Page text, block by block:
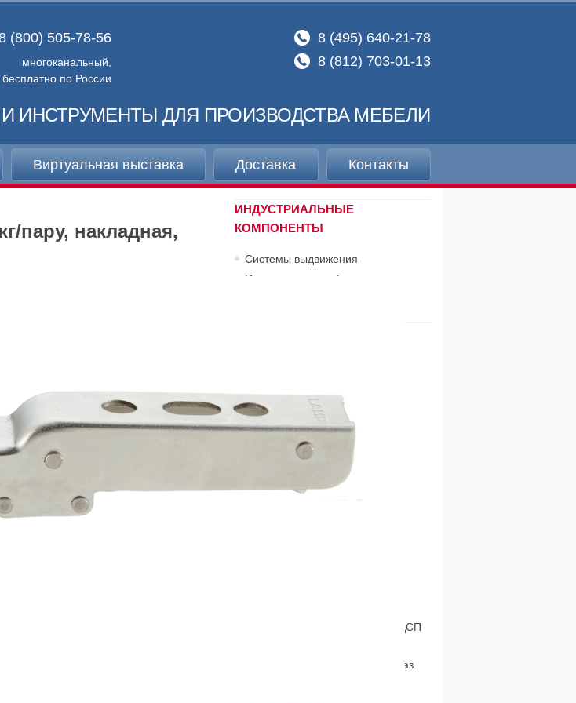
(800) 505-78-56
многоканальный,
бесплатно по России
8 (495) 640-21-78
8 (812) 703-01-13
ИНСТРУМЕНТЫ ДЛЯ ПРОИЗВОДСТВА МЕБЕЛИ
Виртуальная выставка Доставка Контакты
пару, накладная,
ИНДУСТРИАЛЬНЫЕ
КОМПОНЕНТЫ
Системы выдвижения
Индустриальная фурнитура
Lamicolor, Alternative
Кромка ПВХ Едличка
Кромка меламиновая с клеем
Соединительный профиль для
Жесткий П-образный профиль
Кромка ПВХ и АБС под плиту ДСП
NEW! кромка ПВХ/АБС под заказ